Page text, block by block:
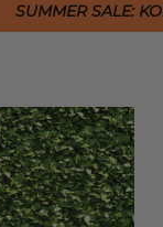
SUMMER SALE: